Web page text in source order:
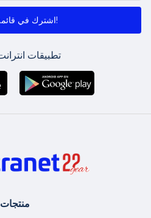
اشترك في قائمة الأخبار!
تطبيقات
منتجات